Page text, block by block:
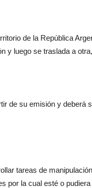
de la República
y luego se traslada a
de su emisión y deberá
tareas de
por la cual esté o